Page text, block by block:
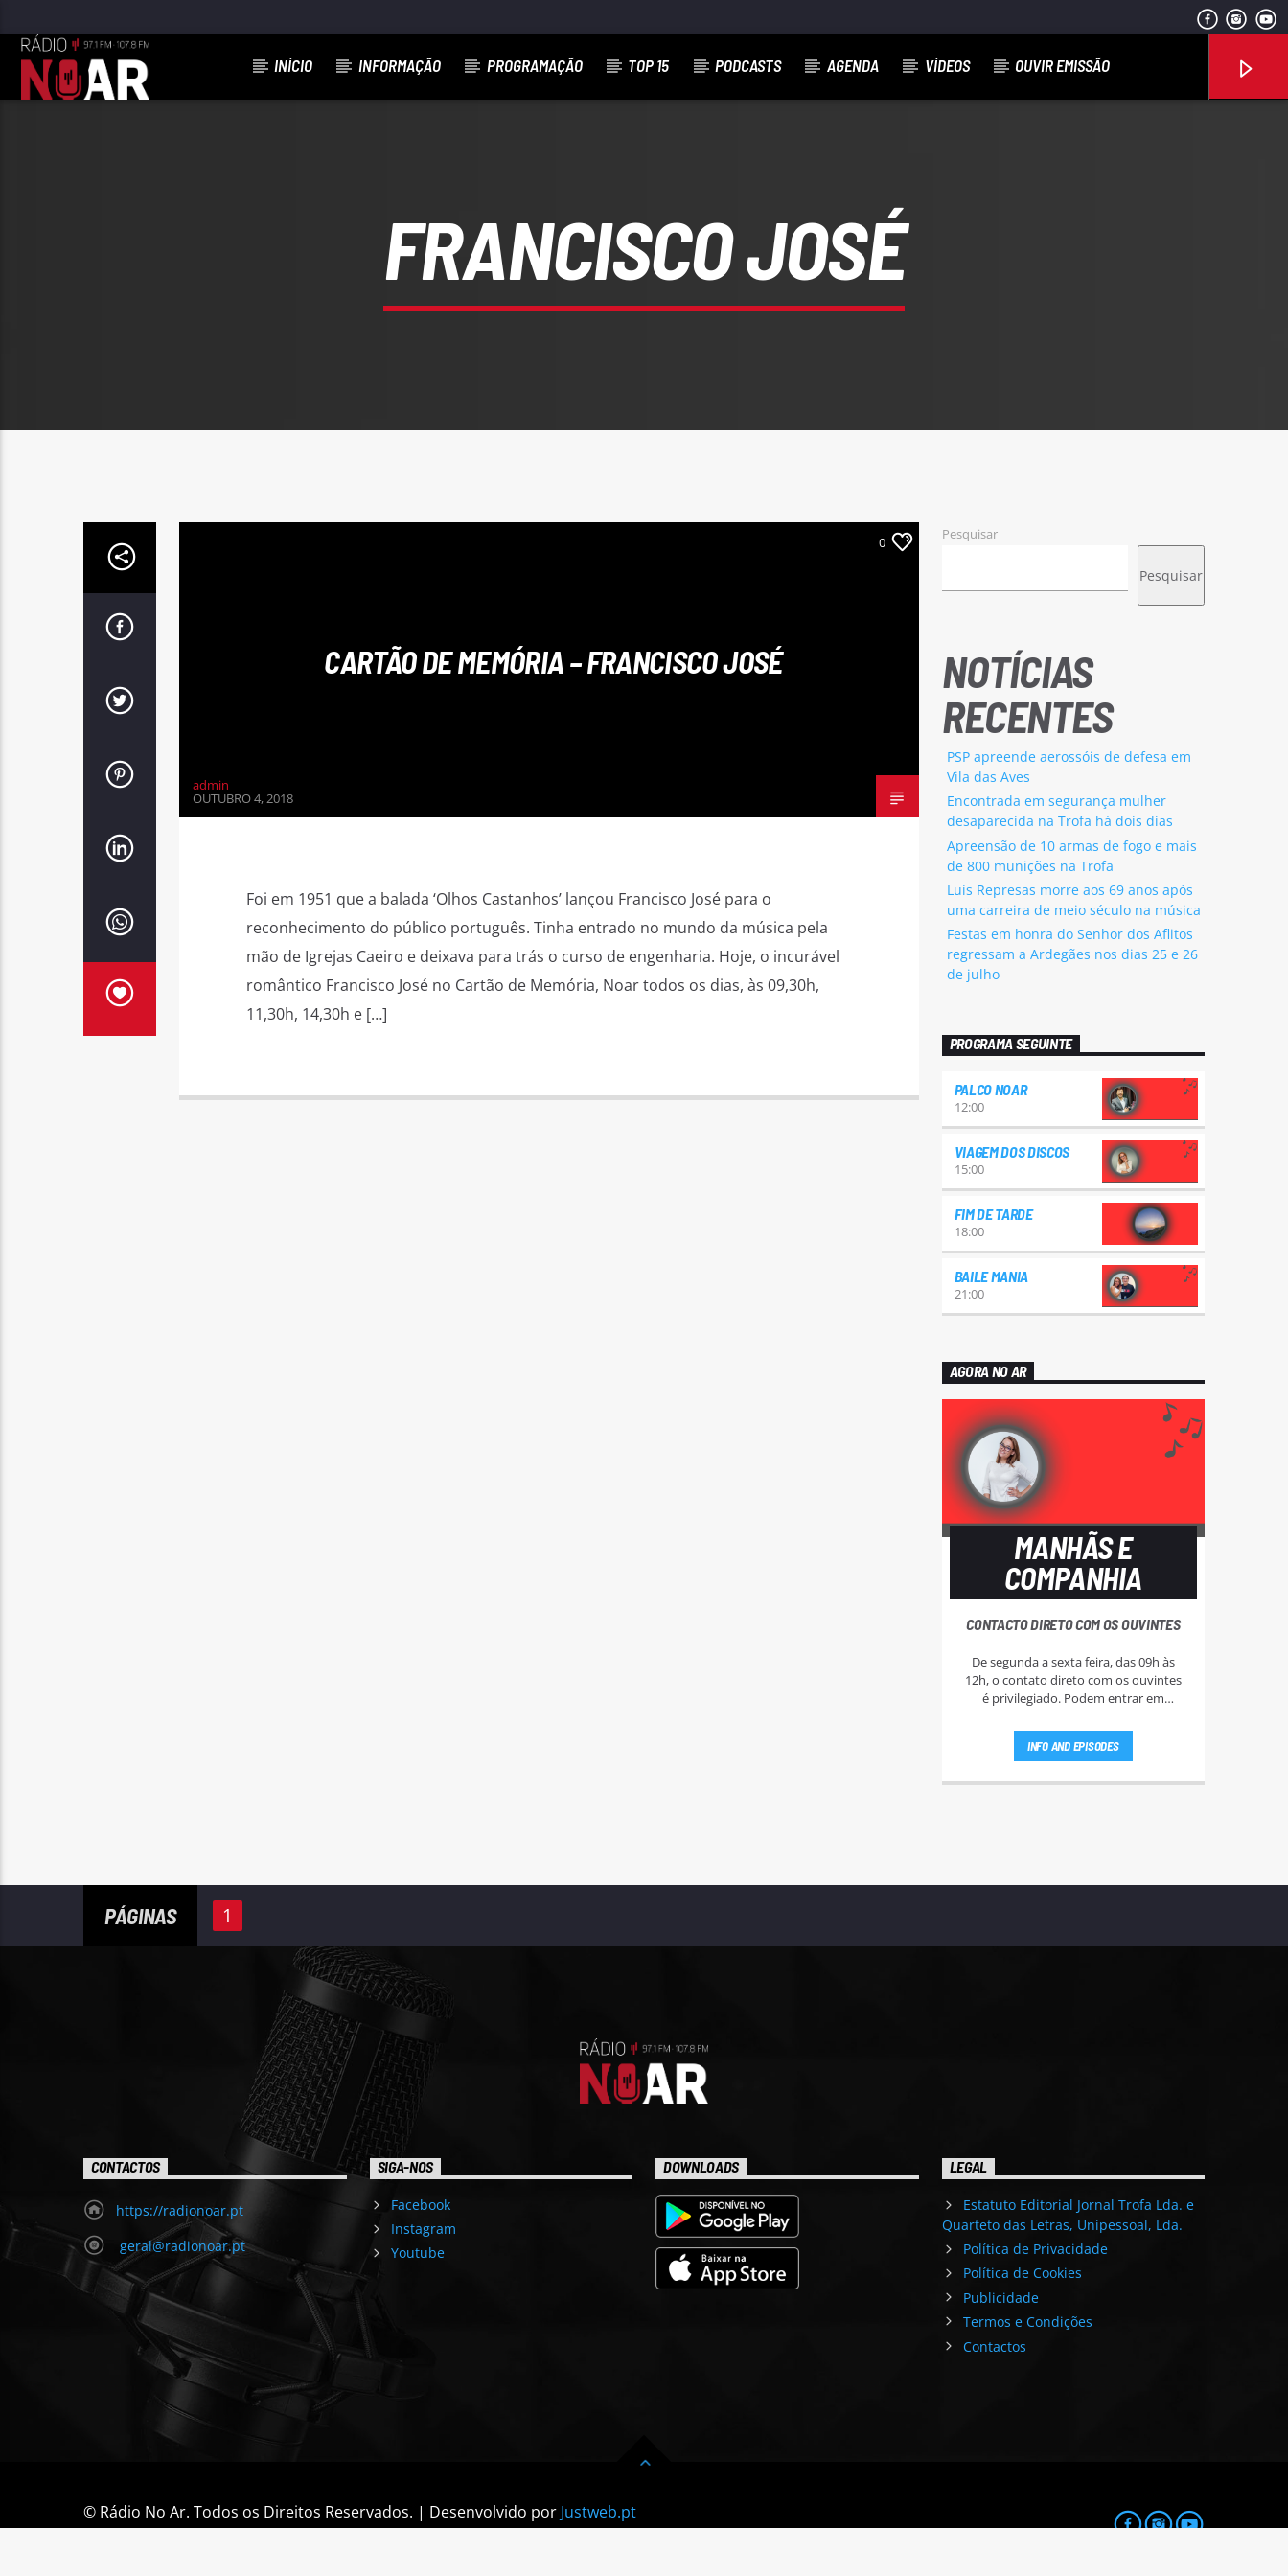
INÍCIO INFORMAÇÃO PROGRAMAÇÃO TOP 15 PODCASTS AGENDA VÍDEOS OUVIR EMISSÃO
FRANCISCO JOSÉ
0
CARTÃO DE MEMÓRIA – FRANCISCO JOSÉ
admin
OUTUBRO 4, 2018
Foi em 1951 que a balada ‘Olhos Castanhos’ lançou Francisco José para o
reconhecimento do público português. Tinha entrado no mundo da música pela
mão de Igrejas Caeiro e deixava para trás o curso de engenharia. Hoje, o incurável
romântico Francisco José no Cartão de Memória, Noar todos os dias, às 09,30h,
11,30h, 14,30h e […]
Pesquisar
Pesquisar
NOTÍCIAS
RECENTES
PSP apreende aerossóis de defesa em
Vila das Aves
Encontrada em segurança mulher
desaparecida na Trofa há dois dias
Apreensão de 10 armas de fogo e mais
de 800 munições na Trofa
Luís Represas morre aos 69 anos após
uma carreira de meio século na música
Festas em honra do Senhor dos Aflitos
regressam a Ardegães nos dias 25 e 26
de julho
PROGRAMA SEGUINTE
PALCO NOAR
12:00
VIAGEM DOS DISCOS
15:00
FIM DE TARDE
18:00
BAILE MANIA
21:00
AGORA NO AR
MANHÃS E
COMPANHIA
CONTACTO DIRETO COM OS OUVINTES
De segunda a sexta feira, das 09h às
12h, o contato direto com os ouvintes
é privilegiado. Podem entrar em
"Manhãs NoAr".
INFO AND EPISODES
PÁGINAS 1
CONTACTOS
https://radionoar.pt
geral@radionoar.pt
SIGA-NOS
Facebook
Instagram
Youtube
DOWNLOADS LEGAL
Estatuto Editorial Jornal Trofa Lda. e
Quarteto das Letras, Unipessoal, Lda.
Política de Privacidade
Política de Cookies
Publicidade
Termos e Condições
Contactos
© Rádio No Ar. Todos os Direitos Reservados. | Desenvolvido por Justweb.pt